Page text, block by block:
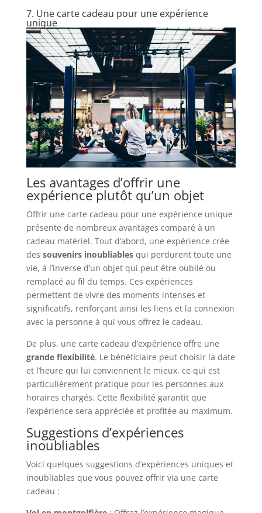
7. Une carte cadeau pour une expérience
unique
Les avantages d’offrir une
expérience plutôt qu’un objet
Offrir une carte cadeau pour une expérience unique
présente de nombreux avantages comparé à un
cadeau matériel. Tout d’abord, une expérience crée
des souvenirs inoubliablesqui perdurent toute une
vie, à l’inverse d’un objet qui peut être oublié ou
remplacé au fil du temps. Ces expériences
permettent de vivre des moments intenses et
significatifs, renforçant ainsi les liens et la connexion
avec la personne à qui vous offrez le cadeau.
De plus, une carte cadeau d’expérience offre une
grande flexibilité. Le bénéficiaire peut choisir la date
et l’heure qui lui conviennent le mieux, ce qui est
particulièrement pratique pour les personnes aux
horaires chargés. Cette flexibilité garantit que
l’expérience sera appréciée et profitée au maximum.
Suggestions d’expériences
inoubliables
Voici quelques suggestions d’expériences uniques et
inoubliables que vous pouvez offrir via une carte
cadeau :